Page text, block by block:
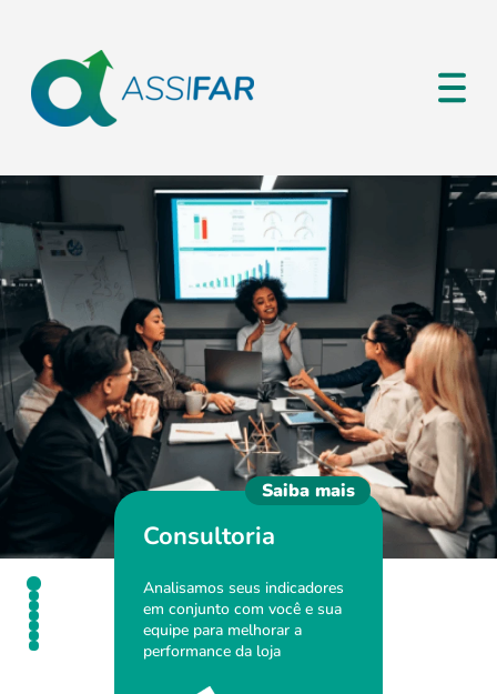
Consultoria
Analisamos seus indicadores
em conjunto com você e sua
equipe para melhorar a
performance da loja
Saiba mais